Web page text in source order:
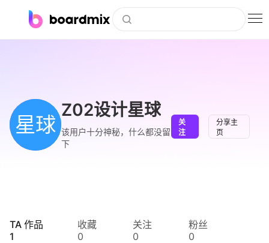
下载
会员
企业服务
星球
Z02设计星球
该用户十分神秘，什么都没留
下
关
注
分享主
页
TA 作品
1
收藏
0
关注
0
粉丝
0